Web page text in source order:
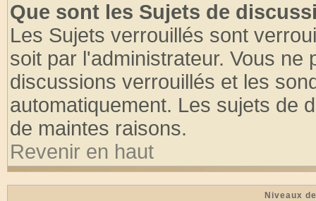
Que sont les Sujets de
Les Sujets verrouillés sont
soit par l'administrateur. Vous
discussions verrouillés et les
automatiquement. Les sujets de
de maintes raisons.
Revenir en haut
Niveaux